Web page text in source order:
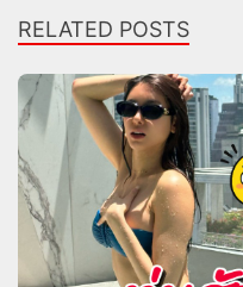
RELATED POSTS